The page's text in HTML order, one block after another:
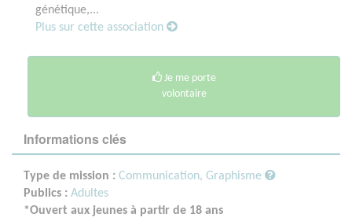
génétique,...
Plus sur cette association
Je me porte
volontaire
Informations clés
Type de mission : Communication, Graphisme
Publics : Adultes
*Ouvert aux jeunes à partir de 18 ans